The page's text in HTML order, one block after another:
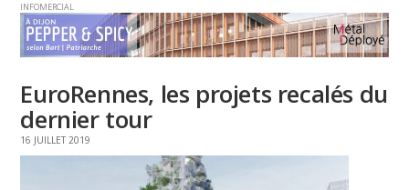
INFOMERCIAL
EuroRennes, les projets recalés du
dernier tour
16 JUILLET 2019